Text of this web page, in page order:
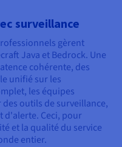
surveillance
gèrent
Java et Bedrock. Une
cohérente, des
unifié sur les
les équipes
outils de surveillance,
d'alerte. Ceci, pour
et la qualité du service
entier.